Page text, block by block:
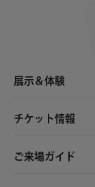
展示＆体験
チケット情報
ご来場ガイド